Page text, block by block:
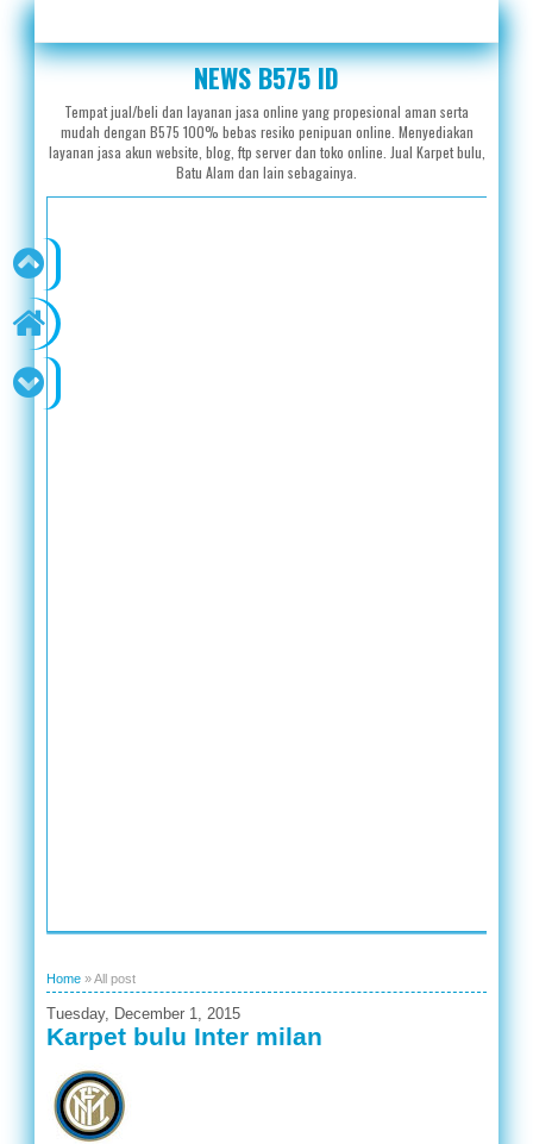
NEWS B575 ID
Tempat jual/beli dan layanan jasa online yang propesional aman serta
mudah dengan B575 100% bebas resiko penipuan online. Menyediakan
layanan jasa akun website, blog, ftp server dan toko online. Jual Karpet bulu,
Batu Alam dan lain sebagainya.
Home »All post
Tuesday, December 1, 2015
Karpet bulu Inter milan